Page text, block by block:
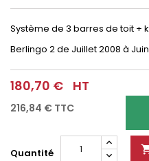
Système de 3 barres de toit +
Berlingo 2 de Juillet 2008 à Juin
180,70 € HT
216,84 € TTC
Quantité